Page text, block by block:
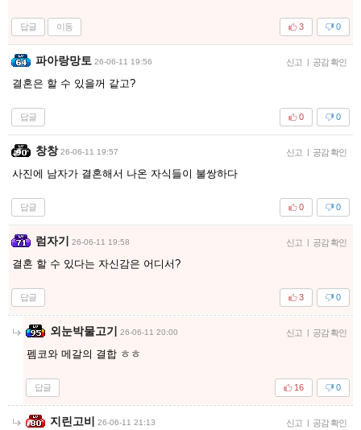
답글 이동 0
3
파아랑망토 26-06-11 19:56 신고 | 공감 확인
결혼은 할 수 있을꺼 같고?
답글 0
0
창창 26-06-11 19:57 신고 | 공감 확인
사진에 남자가 결혼해서 나온 자식들이 불쌍하다
답글 0
0
럼자기 26-06-11 19:58 신고 | 공감 확인
결혼 할 수 있다는 자신감은 어디서?
답글 0
3
외눈박물고기 26-06-11 20:00 신고 | 공감 확인
펨코와 메갈의 결합 ㅎㅎ
답글 0
16
지린고비 26-06-11 21:13 신고 | 공감 확인